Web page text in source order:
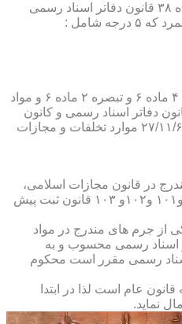
۱-مسئولیت انتظامی و اداری ماده ۳۸ قانون دفاتر اسناد رسمی
شامل :
و طبق ماده ۲۹ آئین نامه های بند ۴ ماده ۶ و تبصره ۲ ماده ۶ و مواد
۱۷-۱۹-۲۰-۲۴-۲۸-۳۷ و ۵۳ قانون دفاتر اسناد رسمی و کانون
سردفتران و دفتریاران مصوب ۲۷/۱۱/۶۰ موارد تخلفات و مجازات
در قانون مجازات اسلامی،
مقررات خاصی نیز در مواد ۱۰۰ و۱۰۱ و۱۰۲و ۱۰۳ قانون ثبت پیش
از جرم های مندرج در مواد
اسناد رسمی محسوب و به
رسمی مقرر است محکوم
عام است لذا در ابتدا
نماید.